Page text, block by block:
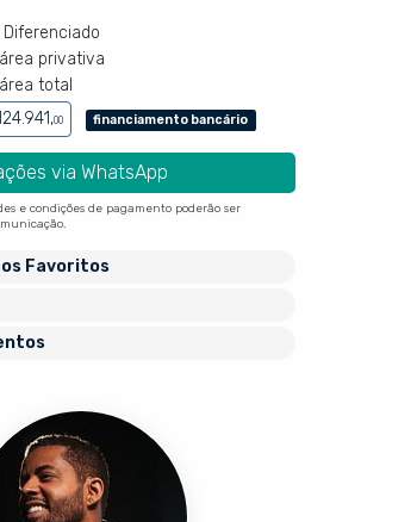
privativa
total
00 financiamento bancário
via WhatsApp
e condições de pagamento poderão ser
Favoritos